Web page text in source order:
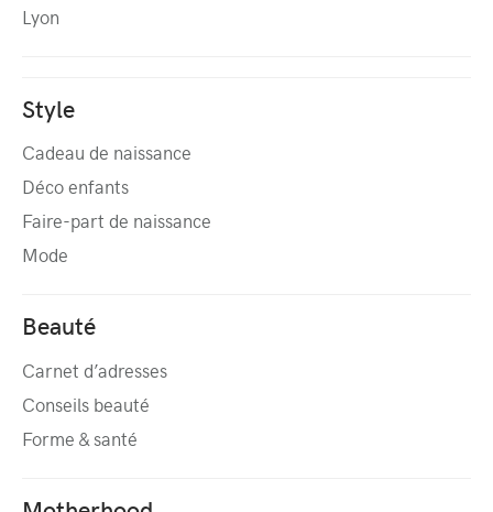
Lyon
Style
Cadeau de naissance
Déco enfants
Faire-part de naissance
Mode
Beauté
Carnet d’adresses
Conseils beauté
Forme & santé